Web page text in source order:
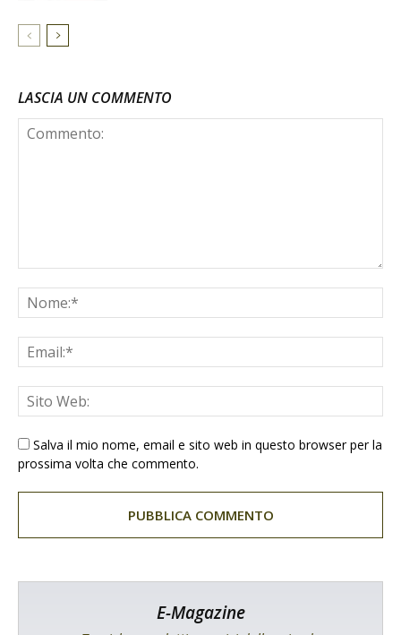
LASCIA UN COMMENTO
Salva il mio nome, email e sito web in questo browser per la
prossima volta che commento.
E-Magazine